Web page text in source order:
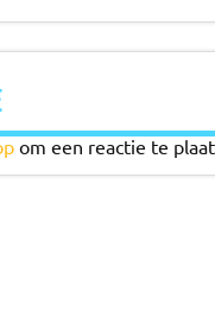
om een reactie te